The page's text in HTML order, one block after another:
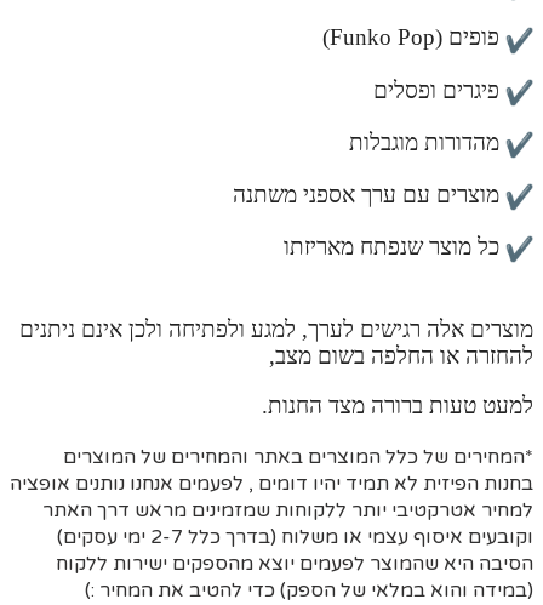
פופים (Funko Pop)
פיגרים ופסלים
מהדורות מוגבלות
מוצרים עם ערך אספני משתנה
כל מוצר שנפתח מאריזתו
מוצרים אלה רגישים לערך, למגע ולפתיחה ולכן אינם ניתנים
להחזרה או החלפה בשום מצב,
למעט טעות ברורה מצד החנות.
*המחירים של כלל המוצרים באתר והמחירים של המוצרים
בחנות הפיזית לא תמיד יהיו דומים , לפעמים אנחנו נותנים אופציה
למחיר אטרקטיבי יותר ללקוחות שמזמינים מראש דרך האתר
וקובעים איסוף עצמי או משלוח (בדרך כלל 2-7 ימי עסקים)
הסיבה היא שהמוצר לפעמים יוצא מהספקים ישירות ללקוח
(במידה והוא במלאי של הספק) כדי להטיב את המחיר :)